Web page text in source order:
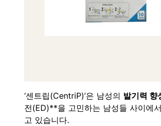
‘센트립(CentriP)’은 남성의 발기력 향
전(ED)**을 고민하는 남성들 사이에서
고 있습니다.